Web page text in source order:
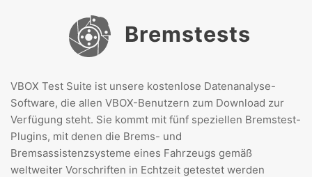
Bremstests
VBOX Test Suite ist unsere kostenlose Datenanalyse-
Software, die allen VBOX-Benutzern zum Download zur
Verfügung steht. Sie kommt mit fünf speziellen Bremstest-
Plugins, mit denen die Brems- und
Bremsassistenzsysteme eines Fahrzeugs gemäß
weltweiter Vorschriften in Echtzeit getestet werden